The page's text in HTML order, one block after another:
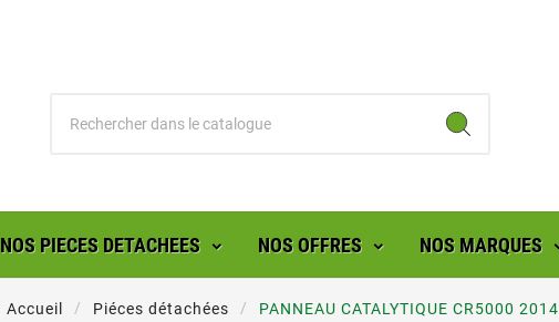
NOS PIECES DETACHEES NOS OFFRES NOS MARQUES
Accueil Piéces détachées PANNEAU CATALYTIQUE CR5000 2014